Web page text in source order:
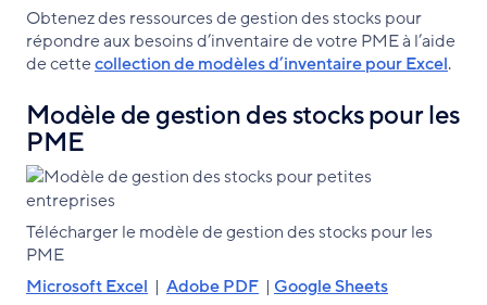
Obtenez des ressources de gestion des stocks pour
répondre aux besoins d’inventaire de votre PME à l’aide
de cettecollection de modèles d’inventaire pour Excel.
Modèle de gestion des stocks pour les
PME
Télécharger le modèle de gestion des stocks pour les
PME
Microsoft Excel | Adobe PDF | Google Sheets